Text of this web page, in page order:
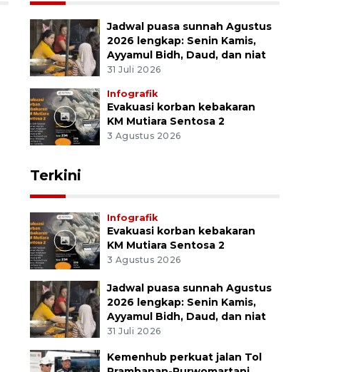
Jadwal puasa sunnah Agustus
2026 lengkap: Senin Kamis,
Ayyamul Bidh, Daud, dan niat
31 Juli 2026
Infografik
Evakuasi korban kebakaran
KM Mutiara Sentosa 2
3 Agustus 2026
Terkini
Infografik
Evakuasi korban kebakaran
KM Mutiara Sentosa 2
3 Agustus 2026
Jadwal puasa sunnah Agustus
2026 lengkap: Senin Kamis,
Ayyamul Bidh, Daud, dan niat
31 Juli 2026
Kemenhub perkuat jalan Tol